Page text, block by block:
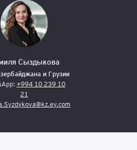
Сыздыкова
и Грузии
+994 10 239 10
21